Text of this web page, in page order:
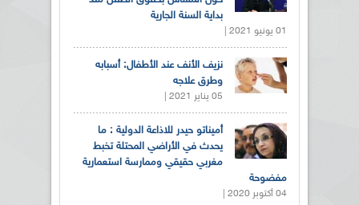
بداية السنة الجارية
01 يونيو 2021 |
نزيف الأنف عند الأطفال: أسبابه
وطرق علاجه
05 يناير 2021 |
أميناتو حيدر للاذاعة الدولية : ما
يحدث في الأراضي المحتلة تخبط
مغربي حقيقي وممارسة استعمارية
مفضوحة
04 أكتوبر 2020 |